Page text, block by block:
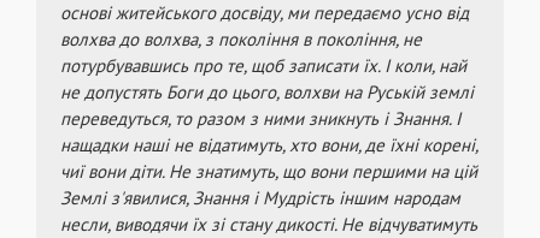
основі житейського досвіду, ми передаємо усно від
волхва до волхва, з покоління в покоління, не
потурбувавшись про те, щоб записати їх. І коли, най
не допустять Боги до цього, волхви на Руській землі
переведуться, то разом з ними зникнуть і Знання. І
нащадки наші не відатимуть, хто вони, де їхні корені,
чиї вони діти. Не знатимуть, що вони першими на цій
Землі з'явилися, Знання і Мудрість іншим народам
несли, виводячи їх зі стану дикості. Не відчуватимуть